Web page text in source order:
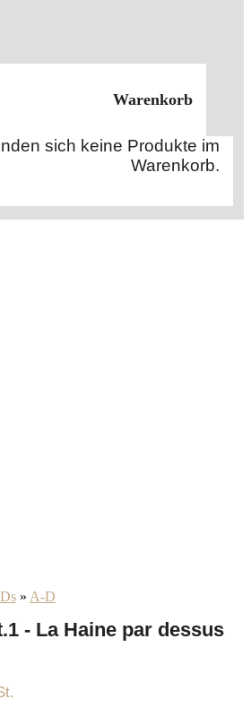
Warenkorb
sich keine Produkte im
Warenkorb.
» A-D
- La Haine par dessus